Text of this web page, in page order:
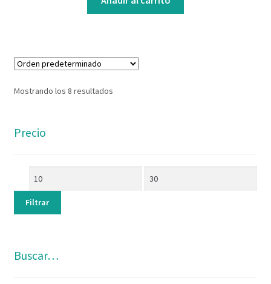
Mostrando los 8 resultados
Precio
Filtrar
Buscar…